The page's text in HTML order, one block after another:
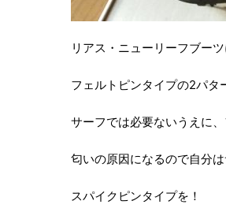
リアス・ニューリーフブー
フェルトピンタイプの2パタ
サーフでは必要ないうえに
匂いの原因になるので自分
スパイクピンタイプを！